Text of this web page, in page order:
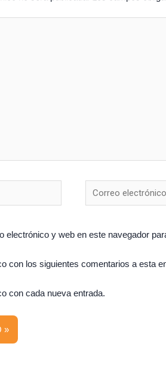
electrónico y web en este navegador
con los siguientes comentarios a esta
con cada nueva entrada.